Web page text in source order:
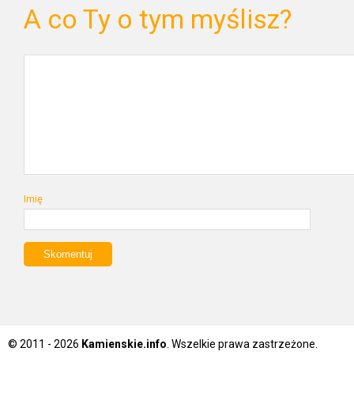
A co Ty o tym myślisz?
Imię
© 2011 - 2026 Kamienskie.info. Wszelkie prawa zastrzeżone.